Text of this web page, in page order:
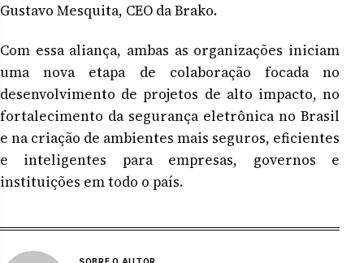
Gustavo Mesquita, CEO da Brako.
Com essa aliança, ambas as organizações iniciam
uma nova etapa de colaboração focada no
desenvolvimento de projetos de alto impacto, no
fortalecimento da segurança eletrônica no Brasil
e na criação de ambientes mais seguros, eficientes
e inteligentes para empresas, governos e
instituições em todo o país.